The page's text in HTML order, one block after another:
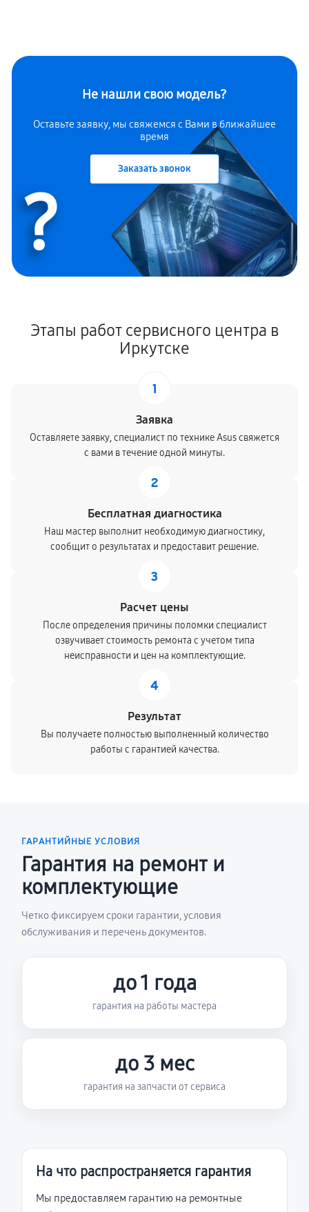
Не нашли свою модель?
Оставьте заявку, мы свяжемся с Вами в ближайшее
время
Заказать звонок
?
Этапы работ сервисного центра в
Иркутске
1
Заявка
Оставляете заявку, специалист по технике Asus свяжется
с вами в течение одной минуты.
2
Бесплатная диагностика
Наш мастер выполнит необходимую диагностику,
сообщит о результатах и предоставит решение.
3
Расчет цены
После определения причины поломки специалист
озвучивает стоимость ремонта с учетом типа
неисправности и цен на комплектующие.
4
Результат
Вы получаете полностью выполненный количество
работы с гарантией качества.
ГАРАНТИЙНЫЕ УСЛОВИЯ
Гарантия на ремонт и
комплектующие
Четко фиксируем сроки гарантии, условия
обслуживания и перечень документов.
до 1 года
гарантия на работы мастера
до 3 мес
гарантия на запчасти от сервиса
На что распространяется гарантия
Мы предоставляем гарантию на ремонтные